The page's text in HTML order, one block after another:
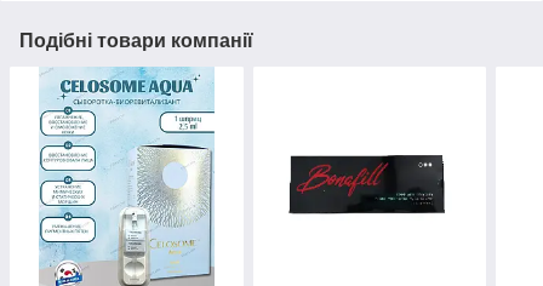
Подібні товари компанії